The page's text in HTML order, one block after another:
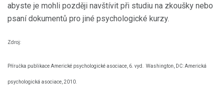
abyste je mohli později navštívit při studiu na zkoušky nebo
psaní dokumentů pro jiné psychologické kurzy.
Zdroj:
Příručka publikace Americké psychologické asociace, 6. vyd. Washington, DC: Americká
psychologická asociace, 2010.